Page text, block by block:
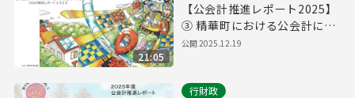
21:05
【公会計推進レポート2025】
③ 精華町における公会計に関
する取組状況
公開2025.12.19
行財政